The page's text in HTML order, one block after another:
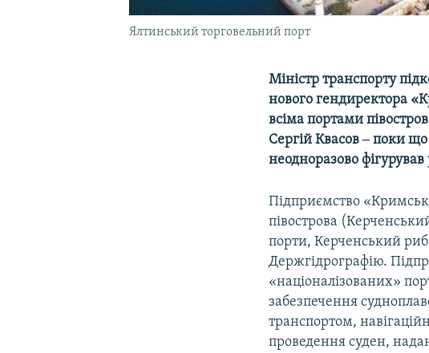
Ялтинський торговельний порт
Міністр транспорту
нового гендиректора
всіма портами
Сергій Квасов ‒ поки
неодноразово
Підприємство
півострова
порти, Керченський
Держгідрографію.
«націоналізованих»
забезпечення
транспортом,
проведення суден,